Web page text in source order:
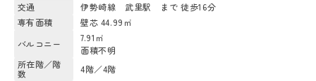
交通
伊勢崎線 武里駅 まで 徒歩16分
専有面積
壁芯 44.99㎡
バルコニー
7.91㎡
面積不明
所在階／階
数
4階／4階